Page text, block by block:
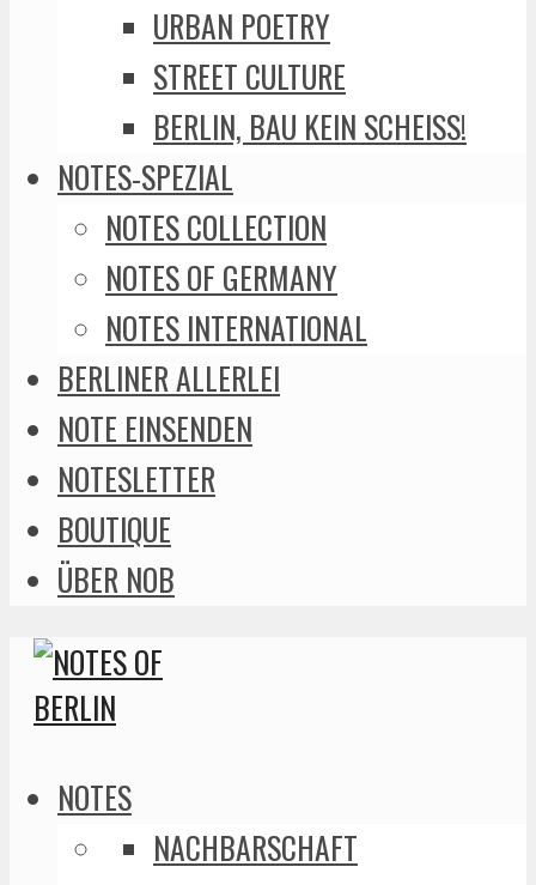
URBAN POETRY
STREET CULTURE
BERLIN, BAU KEIN SCHEISS!
NOTES-SPEZIAL
NOTES COLLECTION
NOTES OF GERMANY
NOTES INTERNATIONAL
BERLINER ALLERLEI
NOTE EINSENDEN
NOTESLETTER
BOUTIQUE
ÜBER NOB
NOTES
NACHBARSCHAFT